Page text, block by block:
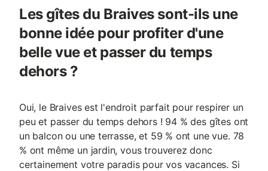
Les gîtes du Braives sont-ils une
bonne idée pour profiter d'une
belle vue et passer du temps
dehors ?
Oui, le Braives est l'endroit parfait pour respirer un
peu et passer du temps dehors ! 94 % des gîtes ont
un balcon ou une terrasse, et 59 % ont une vue. 78
% ont même un jardin, vous trouverez donc
certainement votre paradis pour vos vacances. Si